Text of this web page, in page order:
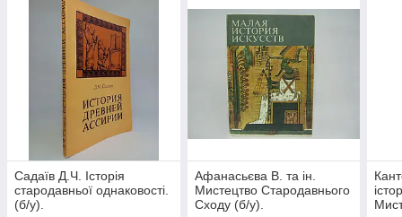
Садаїв Д.Ч. Історія
стародавньої однаковості.
(б/у).
Афанасьєва В. та ін.
Мистецтво Стародавнього
Сходу (б/у).